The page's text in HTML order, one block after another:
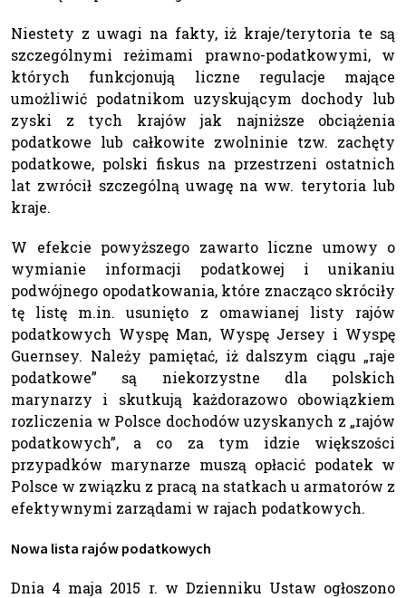
Niestety z uwagi na fakty, iż kraje/terytoria te są
szczególnymi reżimami prawno-podatkowymi, w
których funkcjonują liczne regulacje mające
umożliwić podatnikom uzyskującym dochody lub
zyski z tych krajów jak najniższe obciążenia
podatkowe lub całkowite zwolninie tzw. zachęty
podatkowe, polski fiskus na przestrzeni ostatnich
lat zwrócił szczególną uwagę na ww. terytoria lub
kraje.
W efekcie powyższego zawarto liczne umowy o
wymianie informacji podatkowej i unikaniu
podwójnego opodatkowania, które znacząco skróciły
tę listę m.in. usunięto z omawianej listy rajów
podatkowych Wyspę Man, Wyspę Jersey i Wyspę
Guernsey. Należy pamiętać, iż dalszym ciągu „raje
podatkowe” są niekorzystne dla polskich
marynarzy i skutkują każdorazowo obowiązkiem
rozliczenia w Polsce dochodów uzyskanych z „rajów
podatkowych”, a co za tym idzie większości
przypadków marynarze muszą opłacić podatek w
Polsce w związku z pracą na statkach u armatorów z
efektywnymi zarządami w rajach podatkowych.
Nowa lista rajów podatkowych
Dnia 4 maja 2015 r. w Dzienniku Ustaw ogłoszono